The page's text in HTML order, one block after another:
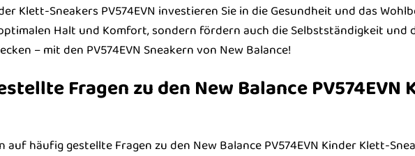
Klett-Sneakers PV574EVN investieren Sie in die Gesundheit und das
Halt und Komfort, sondern fördern auch die Selbstständigkeit und
– mit den PV574EVN Sneakern von New Balance!
Fragen zu den New Balance
häufig gestellte Fragen zu den New Balance PV574EVN Kinder Klett-